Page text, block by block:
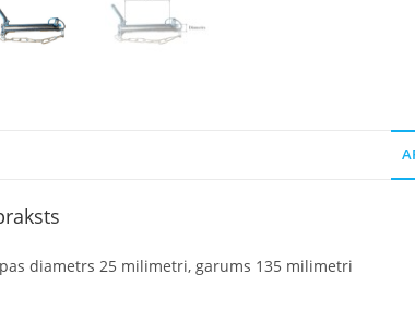
diametrs 25 milimetri, garums 135 milimetri